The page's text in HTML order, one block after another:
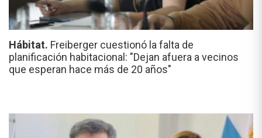
Hábitat. Freiberger cuestionó la falta de
planificación habitacional: "Dejan afuera a vecinos
que esperan hace más de 20 años"